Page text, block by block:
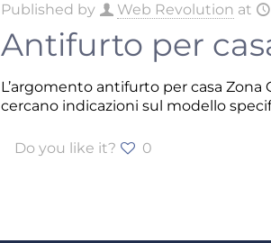
Published by Web Revolution at
Antifurto per
L’argomento antifurto per casa
cercano indicazioni sul modello
Do you like it? 0